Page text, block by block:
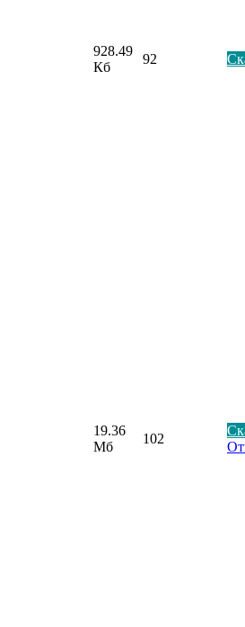
928.49
Кб
92
19.36
Мб
102